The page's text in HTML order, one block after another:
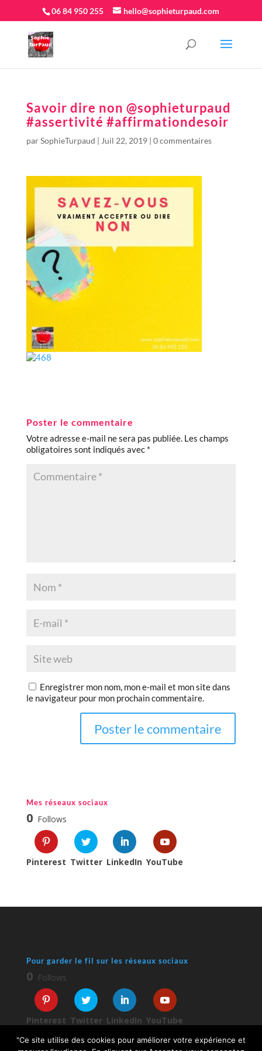
06 84 950 255 hello@sophieturpaud.com
Savoir dire non @sophieturpaud
#assertivité #affirmationdesoir
parSophieTurpaud | Juil 22, 2019| 0 commentaires
Poster le commentaire
Votre adresse e-mail ne sera pas publiée. Les champs
obligatoires sont indiqués avec *
Enregistrer mon nom, mon e-mail et mon site dans
le navigateur pour mon prochain commentaire.
Mes réseaux sociaux
0 Follows
Pinterest Twitter LinkedIn YouTube
Pour garder le fil sur les réseaux sociaux
0 Follows
Pinterest Twitter LinkedIn YouTube
"Ce site utilise des cookies pour améliorer votre expérience et